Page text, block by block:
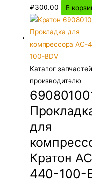
₽300.00 В
Каталог
производителю
для
Кратон
440-100-